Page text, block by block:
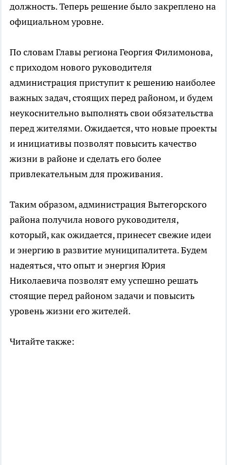
должность. Теперь решение было закреплено на
официальном уровне.
По словам Главы региона Георгия Филимонова,
с приходом нового руководителя
администрация приступит к решению наиболее
важных задач, стоящих перед районом, и будем
неукоснительно выполнять свои обязательства
перед жителями. Ожидается, что новые проекты
и инициативы позволят повысить качество
жизни в районе и сделать его более
привлекательным для проживания.
Таким образом, администрация Вытегорского
района получила нового руководителя,
который, как ожидается, принесет свежие идеи
и энергию в развитие муниципалитета. Будем
надеяться, что опыт и энергия Юрия
Николаевича позволят ему успешно решать
стоящие перед районом задачи и повысить
уровень жизни его жителей.
Читайте также: